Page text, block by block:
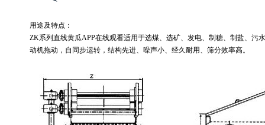
用途及特点：
ZK系列直线黄瓜APP在线观看适用于选煤、选矿、发电、制糖、制盐、
动机拖动，自同步运转，结构先进、噪声小、经久耐用、筛分效率高。